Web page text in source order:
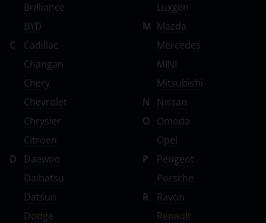
Brilliance
BYD
C
Cadillac
Changan
Chery
Chevrolet
Chrysler
Citroen
D
Daewoo
Daihatsu
Datsun
Dodge
Luxgen
M Mazda
Mercedes
MINI
Mitsubishi
N
Nissan
O
Omoda
Opel
P
Peugeot
Porsche
R
Ravon
Renault